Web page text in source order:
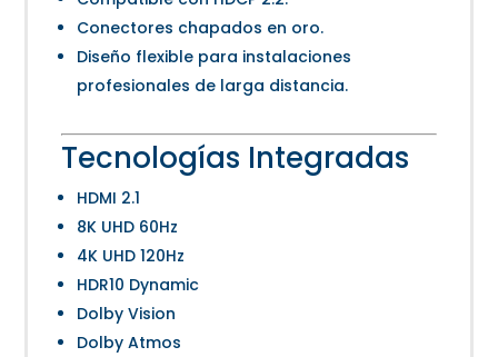
Conectores chapados en oro.
Diseño flexible para instalaciones
profesionales de larga distancia.
Tecnologías Integradas
HDMI 2.1
8K UHD 60Hz
4K UHD 120Hz
HDR10 Dynamic
Dolby Vision
Dolby Atmos